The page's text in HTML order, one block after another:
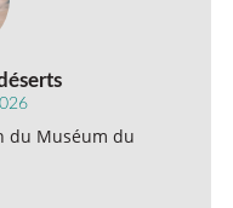
du Muséum du